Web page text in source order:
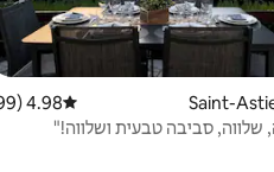
דירוג ממוצע של 4.98
4.98 (99)
שלווה, סביבה טבעית ושלווה!"